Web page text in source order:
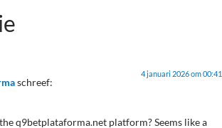
schreef:
4 januari 2026 om 00:41
q9betplataforma.net platform? Seems like a